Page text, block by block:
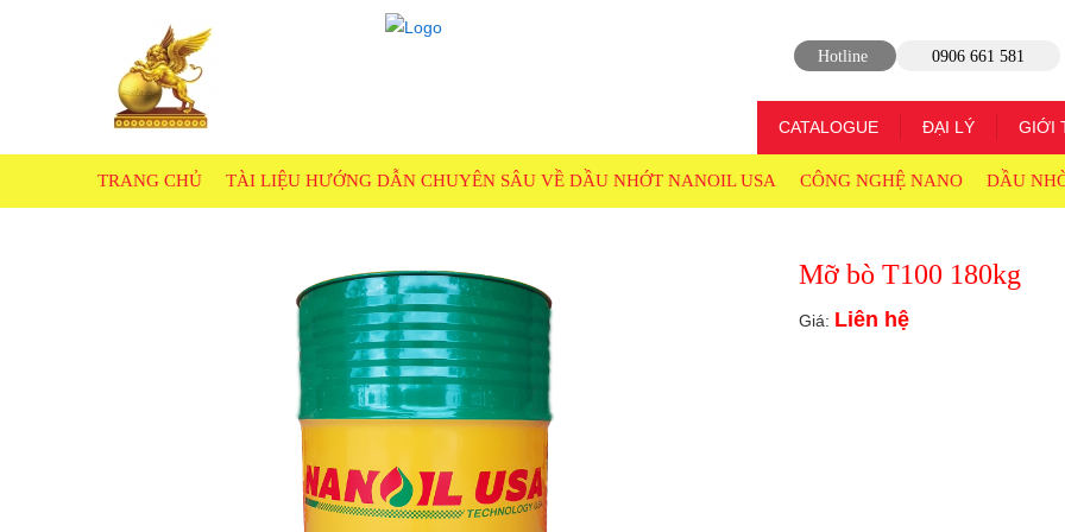
Hotline 0906 661 581
CATALOGUE ĐẠI LÝ GIỚI
TRANG CHỦ TÀI LIỆU HƯỚNG DẪN CHUYÊN SÂU VỀ DẦU NHỚT NANOIL USA CÔNG NGHỆ NANO DẦU
Mỡ bò T100 180kg
Giá: Liên hệ